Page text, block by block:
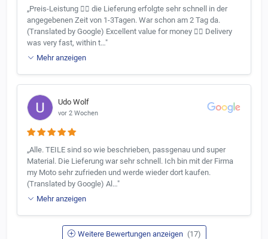
„Preis-Leistung 👍🏻 die Lieferung erfolgte sehr schnell in der
angegebenen Zeit von 1-3Tagen. War schon am 2 Tag da.
(Translated by Google) Excellent value for money 👍🏻 Delivery
was very fast, within t…"
Mehr anzeigen
Udo Wolf
vor 2 Wochen
„Alle. TEILE sind so wie beschrieben, passgenau und super
Material. Die Lieferung war sehr schnell. Ich bin mit der Firma
my Moto sehr zufrieden und werde wieder dort kaufen.
(Translated by Google) Al…"
Mehr anzeigen
Weitere Bewertungen anzeigen (17)